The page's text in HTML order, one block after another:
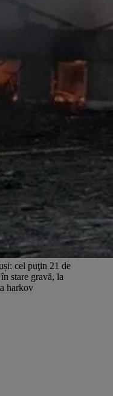
cel puţin 21 de
stare gravă, la
harkov